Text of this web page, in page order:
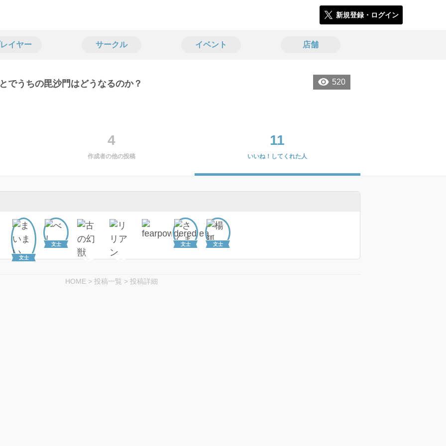
新規登録・ログイン
イヤー サークル イベント 店舗
520
でうちの毘沙門はどうなるのか？
4
作成者の他の投稿
11
いいね！してくれた人
文士
文士 文士 文士
HOME > 投稿一覧 > 投稿詳細